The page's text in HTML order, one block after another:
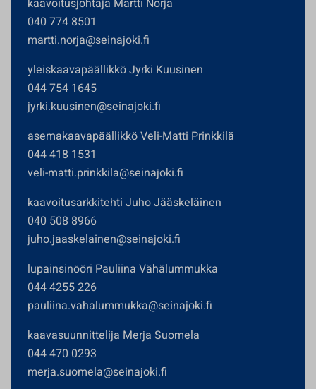
kaavoitusjohtaja Martti Norja
040 774 8501
martti.norja@seinajoki.fi
yleiskaavapäällikkö Jyrki Kuusinen
044 754 1645
jyrki.kuusinen@seinajoki.fi
asemakaavapäällikkö Veli-Matti Prinkkilä
044 418 1531
veli-matti.prinkkila@seinajoki.fi
kaavoitusarkkitehti Juho Jääskeläinen
040 508 8966
juho.jaaskelainen@seinajoki.fi
lupainsinööri Pauliina Vähälummukka
044 4255 226
pauliina.vahalummukka@seinajoki.fi
kaavasuunnittelija Merja Suomela
044 470 0293
merja.suomela@seinajoki.fi